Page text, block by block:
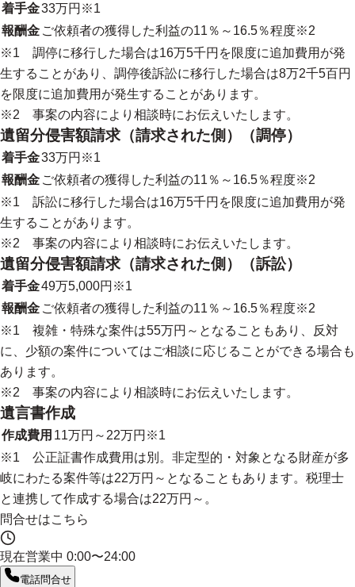
着手金33万円※1
報酬金 ご依頼者の獲得した利益の11％～16.5％程度※2
※1 調停に移行した場合は16万5千円を限度に追加費用が発
生することがあり、調停後訴訟に移行した場合は8万2千5百円
を限度に追加費用が発生することがあります。
※2 事案の内容により相談時にお伝えいたします。
遺留分侵害額請求（請求された側）（調停）
着手金33万円※1
報酬金 ご依頼者の獲得した利益の11％～16.5％程度※2
※1 訴訟に移行した場合は16万5千円を限度に追加費用が発
生することがあります。
※2 事案の内容により相談時にお伝えいたします。
遺留分侵害額請求（請求された側）（訴訟）
着手金49万5,000円※1
報酬金 ご依頼者の獲得した利益の11％～16.5％程度※2
※1 複雑・特殊な案件は55万円～となることもあり、反対
に、少額の案件についてはご相談に応じることができる場合も
あります。
※2 事案の内容により相談時にお伝えいたします。
遺言書作成
作成費用 11万円～22万円※1
※1 公正証書作成費用は別。非定型的・対象となる財産が多
岐にわたる案件等は22万円～となることもあります。税理士
と連携して作成する場合は22万円～。
問合せはこちら
現在営業中 0:00〜24:00
電話問合せ